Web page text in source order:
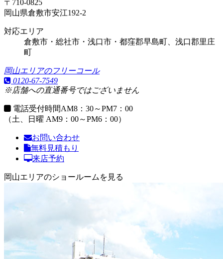
〒710-0825
岡山県倉敷市安江192-2
対応エリア
倉敷市・総社市・浅口市・都窪郡早島町、浅口郡里庄
町
岡山エリアのフリーコール
0120-67-7549
※店舗への直通番号ではございません
電話受付時間AM8：30～PM7：00
（土、日曜 AM9：00～PM6：00）
お問い合わせ
無料見積もり
来店予約
岡山エリアのショールームを見る